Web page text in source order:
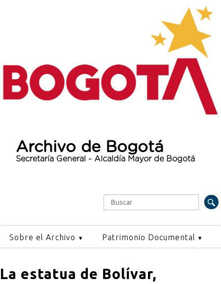
Archivo de Bogotá
Secretaría General - Alcaldía Mayor de Bogotá
Formulario de búsqueda
Buscar
Sobre el Archivo Patrimonio Documental
La estatua de Bolívar,